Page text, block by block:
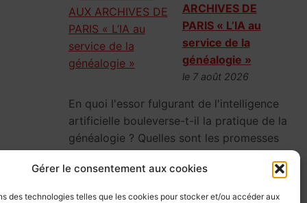
Gérer le consentement aux cookies
des technologies telles que les cookies pour stocker et/ou accéder aux
ARCHIVES DE
PARIS « L’IA au
service de la
généalogie »
le 7 août 2026
En quoi l'essor fulgurant de l'intelligence
artificielle bouleverse-t-il la pratique de la
généalogie ? Quelles sont les promesses